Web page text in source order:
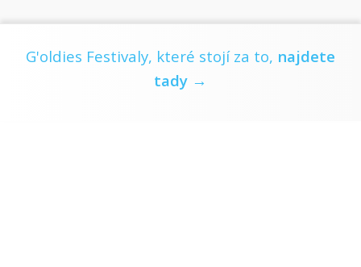
G'oldies Festivaly, které stojí za to, najdete
tady →